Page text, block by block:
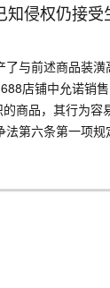
知侵权仍接
了与前述商品装
店铺中允诺销售
商品，其行为容
法第六条第一项